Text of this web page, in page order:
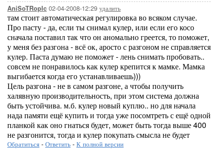
AniSoTRopIc 02-04-2008-12:29 удалить
там стоит автоматическая регулировка во всяком случае.
Про пасту - да, если ты снимал кулер, или если его косо
сначала поставил так что он аномально греется, то поможет,
у меня без разгона - всё ок, аросто с разгоном не справляется
кулер. Паста думаю не поможет - лень снимать пробовать..
совсем не понравилось как кулер крепится к мамке. Мамка
выгибается когда его устанавливаешь)))
Цель разгона - не в самом разгоне, а чтобы получить
халявную производительность, при этом система должна
быть устойчива. м.б. кулер новый куплю.. но для начала
нада памяти ещё купить и тогда уже посомтреть с ещё одной
планкой как оно гнаться будет, может быть тогда выше 400
не разгонится, тогда и кулер покупать смысла не будет
Обратиться - Ответить - К полной версии